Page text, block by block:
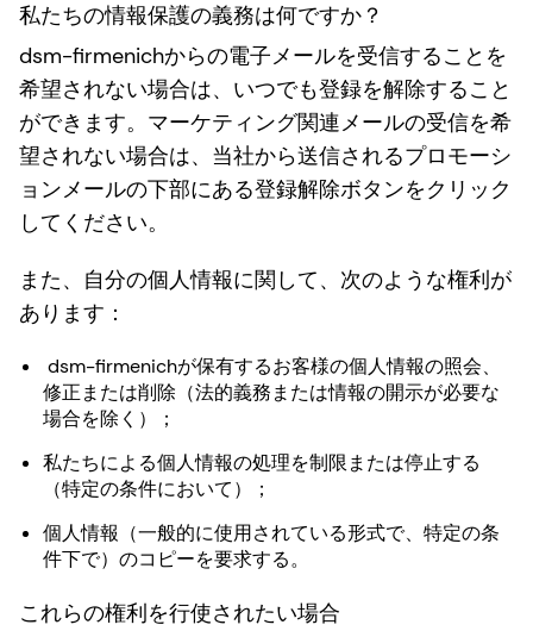
私たちの情報保護の義務は何ですか？
dsm-firmenichからの電子メールを受信することを
希望されない場合は、いつでも登録を解除すること
ができます。マーケティング関連メールの受信を希
望されない場合は、当社から送信されるプロモーシ
ョンメールの下部にある登録解除ボタンをクリック
してください。
また、自分の個人情報に関して、次のような権利が
あります：
dsm-firmenichが保有するお客様の個人情報の照会、
修正または削除（法的義務または情報の開示が必要な
場合を除く）；
私たちによる個人情報の処理を制限または停止する
（特定の条件において）；
個人情報（一般的に使用されている形式で、特定の条
件下で）のコピーを要求する。
これらの権利を行使されたい場合